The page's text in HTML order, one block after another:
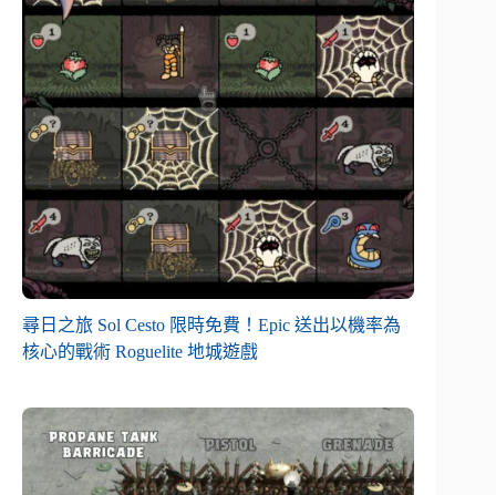
尋日之旅 Sol Cesto 限時免費！Epic 送出以機率為
核心的戰術 Roguelite 地城遊戲